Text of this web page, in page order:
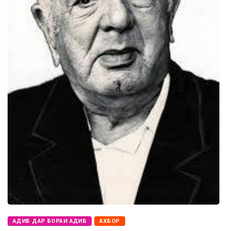
АДИБ ДАР БОРАИ АДИБ АХБОР